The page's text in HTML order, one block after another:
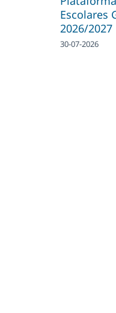
Escolares
2026/2027
30-07-2026